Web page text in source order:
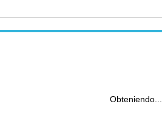
Obteniendo...